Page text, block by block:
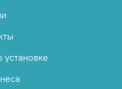
установке